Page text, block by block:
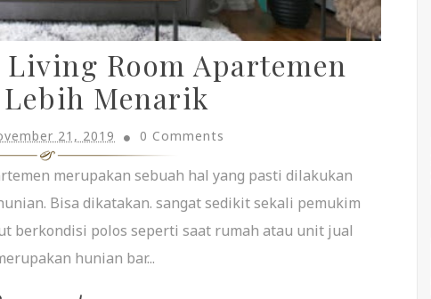
Room Apartemen
Menarik
21, 2019 0 Comments
merupakan sebuah hal yang pasti dilakukan
Bisa dikatakan. sangat sedikit sekali pemukim
berkondisi polos seperti saat rumah atau unit jual
hunian bar...